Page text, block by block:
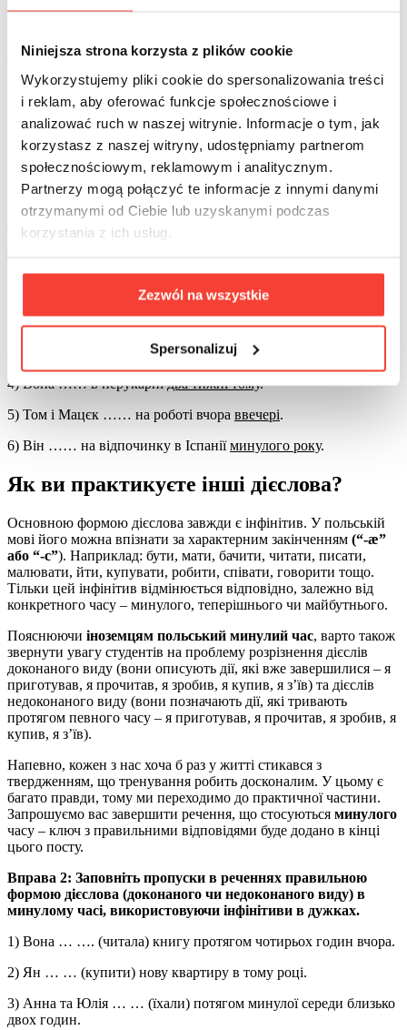
Niniejsza strona korzysta z plików cookie
Wykorzystujemy pliki cookie do spersonalizowania treści
i reklam, aby oferować funkcje społecznościowe i
analizować ruch w naszej witrynie. Informacje o tym, jak
korzystasz z naszej witryny, udostępniamy partnerom
społecznościowym, reklamowym i analitycznym.
Partnerzy mogą połączyć te informacje z innymi danymi
otrzymanymi od Ciebie lub uzyskanymi podczas
korzystania z ich usług.
Zezwól na wszystkie
Spersonalizuj
ТИ – ти був (жіночий рід)/ ти була (чоловічий рід),
(середній рід).
У множині:
МИ – ми були (чоловічий рід)/ ми були (середній рід),
ВИ – були (чоловічий рід)/ були (середній рід),
ВОНИ – були (чоловічий рід)/ були (середній рід).
Вправа 1: Заповніть пропуски в реченнях правильною
формою дієслова “TO BE” в минулому часі, звертаючи
увагу на часи, що вживаються.
1) Анна ……вчорау стоматолога.
2) Марія і Сильвія ……..три дні томуна шопінгу в торговому
центрі.
3) Радек і Кароліна ……. У кіно наминулих вихідних
4) Вона …… в перукарнідва тижні тому.
5) Том і Мацєк …… на роботі вчора ввечері.
6) Він …… на відпочинку в Іспаніїминулого року.
Як ви практикуєте інші дієслова?
Основною формою дієслова завжди є інфінітив. У польській
мові його можна впізнати за характерним закінченням (“-æ”
або “-c”). Наприклад: бути, мати, бачити, читати, писати,
малювати, йти, купувати, робити, співати, говорити тощо.
Тільки цей інфінітив відмінюється відповідно, залежно від
конкретного часу – минулого, теперішнього чи майбутнього.
Пояснюючи іноземцям польський минулий час, варто також
звернути увагу студентів на проблему розрізнення дієслів
доконаного виду (вони описують дії, які вже завершилися – я
приготував, я прочитав, я зробив, я купив, я з’їв) та дієслів
недоконаного виду (вони позначають дії, які тривають
протягом певного часу – я приготував, я прочитав, я зробив, я
купив, я з’їв).
Напевно, кожен з нас хоча б раз у житті стикався з
твердженням, що тренування робить досконалим. У цьому є
багато правди, тому ми переходимо до практичної частини.
Запрошуємо вас завершити речення, що стосуються минулого
часу – ключ з правильними відповідями буде додано в кінці
цього посту.
Вправа 2: Заповніть пропуски в реченнях правильною
формою дієслова (доконаного чи недоконаного виду) в
минулому часі, використовуючи інфінітиви в дужках.
1) Вона … …. (читала) книгу протягом чотирьох годин вчора.
2) Ян … … (купити) нову квартиру в тому році.
3) Анна та Юлія … … (їхали) потягом минулої середи близько
двох годин.